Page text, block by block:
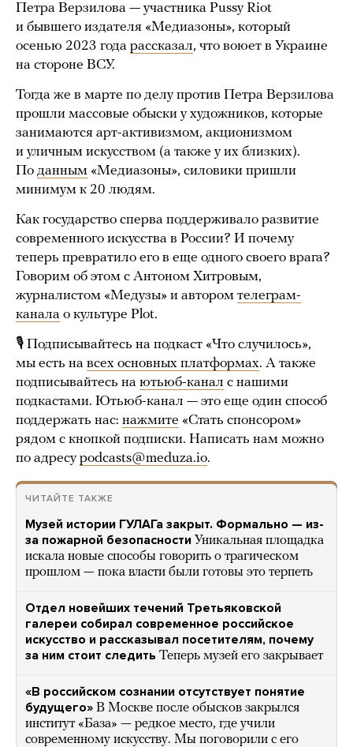
Петра Верзилова — участника Pussy Riot
и бывшего издателя «Медиазоны», который
осенью 2023 года рассказал, что воюет в Украине
на стороне ВСУ.
Тогда же в марте по делу против Петра Верзилова
прошли массовые обыски у художников, которые
занимаются арт-активизмом, акционизмом
и уличным искусством (а также у их близких).
По данным «Медиазоны», силовики пришли
минимум к 20 людям.
Как государство сперва поддерживало развитие
современного искусства в России? И почему
теперь превратило его в еще одного своего врага?
Говорим об этом с Антоном Хитровым,
журналистом «Медузы» и автором телеграм-
канала о культуре Plot.
🎙 Подписывайтесь на подкаст «Что случилось»,
мы есть на всех основных платформах. А также
подписывайтесь на ютьюб-канал с нашими
подкастами. Ютьюб-канал — это еще один способ
поддержать нас: нажмите «Стать спонсором»
рядом с кнопкой подписки. Написать нам можно
по адресуpodcasts@meduza.io.
ЧИТАЙТЕ ТАКЖЕ
Музей истории ГУЛАГа закрыт. Формально — из-
за пожарной безопасности Уникальная площадка
искала новые способы говорить о трагическом
прошлом — пока власти были готовы это терпеть
Отдел новейших течений Третьяковской
галереи собирал современное российское
искусство и рассказывал посетителям, почему
за ним стоит следить Теперь музей его закрывает
«В российском сознании отсутствует понятие
будущего» В Москве после обысков закрылся
институт «База» — редкое место, где учили
современному искусству. Мы поговорили с его